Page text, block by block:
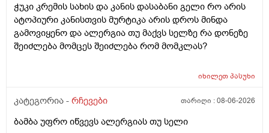
ტესტი დიდი დიდი გამოყაროს ხო?
ჭუკი კრემის სახის და კანის დასაბანი გელი რო არის
ატოპიური კანისთვის მურტიკა არის დროს მინდა
გამოვიყენო და ალერგია თუ მაქვს სელზე რა დონეზე
შეიძლება მომცეს შეიძლება რომ მომკლას?
იხილეთპასუხი
კატეგორია - რჩევები თარიღი :08-06-2026
ბამბა უფრო იწვევს ალერგიას თუ სელი